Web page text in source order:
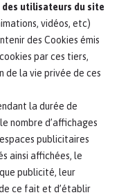
des utilisateurs du site
vidéos, etc)
des Cookies émis
par ces tiers,
de la vie privée de ces
la durée de
nombre d’affichages
publicitaires
ainsi affichées, le
publicité, leur
ce fait et d’établir